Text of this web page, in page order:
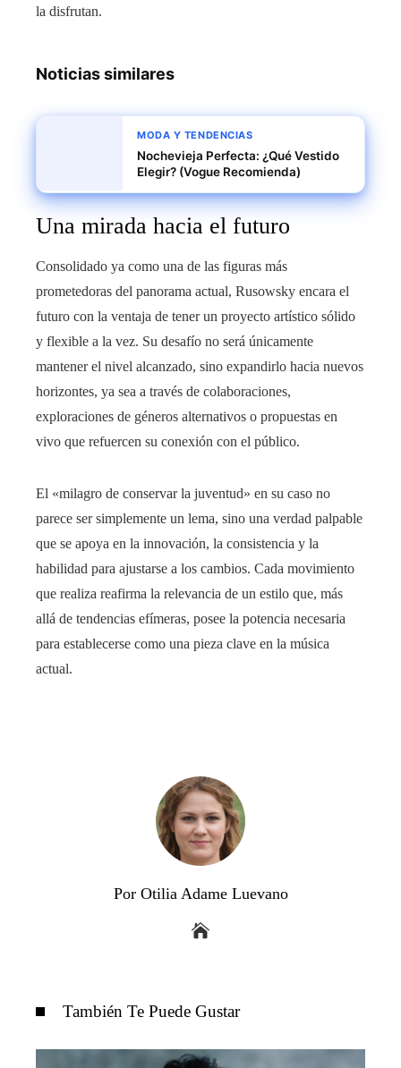
la disfrutan.
Noticias similares
MODA Y TENDENCIAS
Nochevieja Perfecta: ¿Qué Vestido
Elegir? (Vogue Recomienda)
Una mirada hacia el futuro
Consolidado ya como una de las figuras más
prometedoras del panorama actual, Rusowsky encara el
futuro con la ventaja de tener un proyecto artístico sólido
y flexible a la vez. Su desafío no será únicamente
mantener el nivel alcanzado, sino expandirlo hacia nuevos
horizontes, ya sea a través de colaboraciones,
exploraciones de géneros alternativos o propuestas en
vivo que refuercen su conexión con el público.
El «milagro de conservar la juventud» en su caso no
parece ser simplemente un lema, sino una verdad palpable
que se apoya en la innovación, la consistencia y la
habilidad para ajustarse a los cambios. Cada movimiento
que realiza reafirma la relevancia de un estilo que, más
allá de tendencias efímeras, posee la potencia necesaria
para establecerse como una pieza clave en la música
actual.
Por Otilia Adame Luevano
También Te Puede Gustar